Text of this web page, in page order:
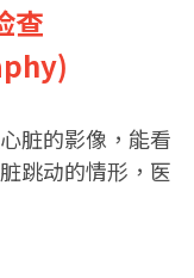
查
脏的影像，能看
跳动的情形，医